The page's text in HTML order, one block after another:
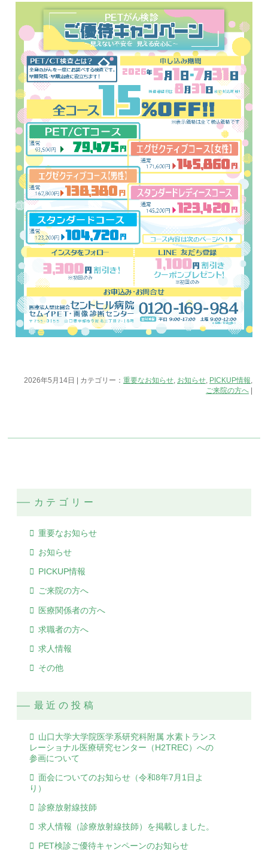
2026年5月14日 | カテゴリー：重要なお知らせ お知らせ PICKUP情報
ご来院の方へ |
カテゴリー
重要なお知らせ
お知らせ
PICKUP情報
ご来院の方へ
医療関係者の方へ
求職者の方へ
求人情報
その他
最近の投稿
山口大学大学院医学系研究科附属 水素トランス
レーショナル医療研究センター（H2TREC）への
参画について
面会についてのお知らせ（令和8年7月1日よ
り）
診療放射線技師
求人情報（診療放射線技師）を掲載しました。
PET検診ご優待キャンペーンのお知らせ